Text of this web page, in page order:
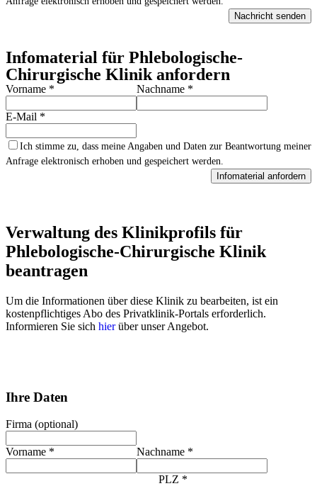
Nachricht senden
Infomaterial für Phlebologische-
Chirurgische Klinik anfordern
Vorname * Nachname *
E-Mail *
Ich stimme zu, dass meine Angaben und Daten zur Beantwortung meiner
Anfrage elektronisch erhoben und gespeichert werden.
Infomaterial anfordern
Verwaltung des Klinikprofils für
Phlebologische-Chirurgische Klinik
beantragen
Um die Informationen über diese Klinik zu bearbeiten, ist ein
kostenpflichtiges Abo des Privatklinik-Portals erforderlich.
Informieren Sie sich hierüber unser Angebot.
Ihre Daten
Firma (optional)
Vorname * Nachname *
PLZ *